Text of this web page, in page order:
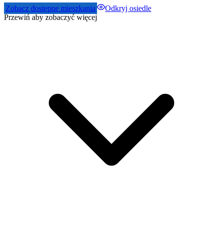
Zobacz dostępne mieszkania
Odkryj osiedle
Przewiń aby zobaczyć więcej